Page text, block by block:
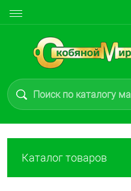
Каталог товаров